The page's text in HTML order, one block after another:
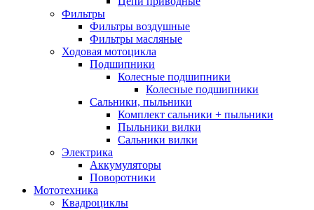
Фильтры
Фильтры воздушные
Фильтры масляные
Ходовая мотоцикла
Подшипники
Колесные подшипники
Колесные подшипники
Сальники, пыльники
Комплект сальники + пыльники
Пыльники вилки
Сальники вилки
Электрика
Аккумуляторы
Поворотники
Мототехника
Квадроциклы